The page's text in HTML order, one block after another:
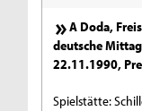
A Doda,
deutsche
22.11.1990,
Spielstätte: